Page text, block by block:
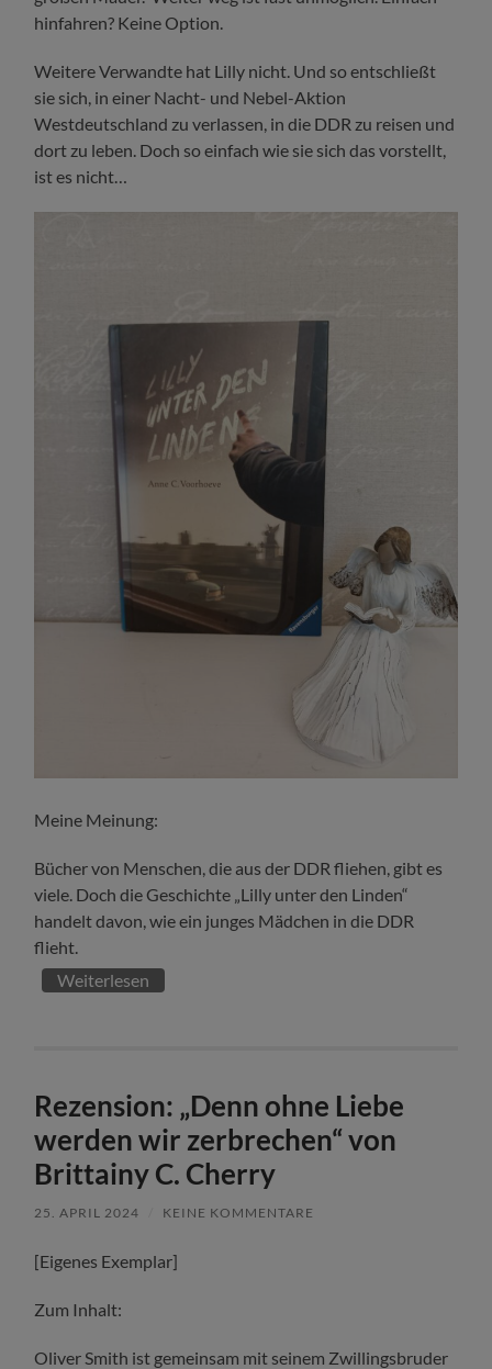
hinfahren? Keine Option.
Weitere Verwandte hat Lilly nicht. Und so entschließt
sie sich, in einer Nacht- und Nebel-Aktion
Westdeutschland zu verlassen, in die DDR zu reisen und
dort zu leben. Doch so einfach wie sie sich das vorstellt,
ist es nicht…
Meine Meinung:
Bücher von Menschen, die aus der DDR fliehen, gibt es
viele. Doch die Geschichte „Lilly unter den Linden“
handelt davon, wie ein junges Mädchen in die DDR
flieht.
Weiterlesen
Rezension: „Denn ohne Liebe
werden wir zerbrechen“ von
Brittainy C. Cherry
25. APRIL 2024 KEINE KOMMENTARE
[Eigenes Exemplar]
Zum Inhalt:
Oliver Smith ist gemeinsam mit seinem Zwillingsbruder